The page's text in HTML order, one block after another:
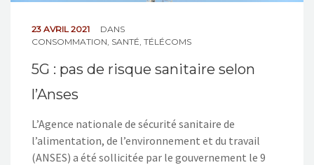
23 AVRIL 2021
DANS
CONSOMMATION SANTÉ TÉLÉCOMS
5G : pas de risque sanitaire selon
l’Anses
L’Agence nationale de sécurité sanitaire de
l’alimentation, de l’environnement et du travail
(ANSES) a été sollicitée par le gouvernement le 9